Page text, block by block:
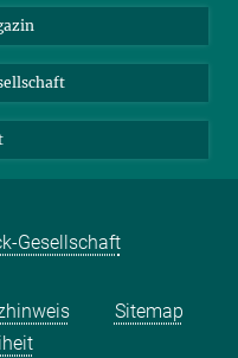
Gesellschaft
Sitemap